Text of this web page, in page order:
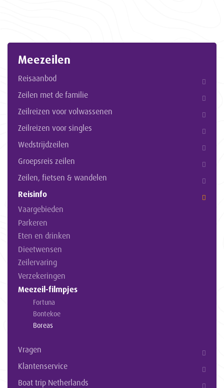
Meezeilen
Reisaanbod
Zeilen met de familie
Zeilreizen voor volwassenen
Zeilreizen voor singles
Wedstrijdzeilen
Groepsreis zeilen
Zeilen, fietsen & wandelen
Reisinfo
Vaargebieden
Parkeren
Eten en drinken
Dieetwensen
Zeilervaring
Verzekeringen
Meezeil-filmpjes
Fortuna
Bontekoe
Boreas
Vragen
Klantenservice
Boat trip Netherlands